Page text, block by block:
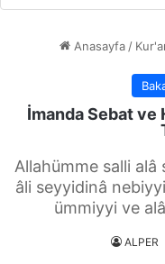
Anasayfa /
İmanda Sebat ve
Allahümme salli
âli seyyidinâ
ümmiyyi ve
ALPER